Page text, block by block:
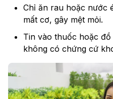
Chỉ ăn rau hoặc nước
mất cơ, gây mệt mỏi.
Tin vào thuốc hoặc
không có chứng cứ